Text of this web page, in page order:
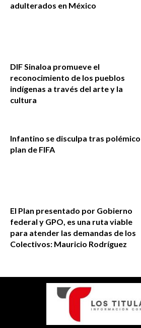
adulterados en México
DIF Sinaloa promueve el
reconocimiento de los pueblos
indígenas a través del arte y la
cultura
Infantino se disculpa tras polémico
plan de FIFA
El Plan presentado por Gobierno
federal y GPO, es una ruta viable
para atender las demandas de los
Colectivos: Mauricio Rodríguez